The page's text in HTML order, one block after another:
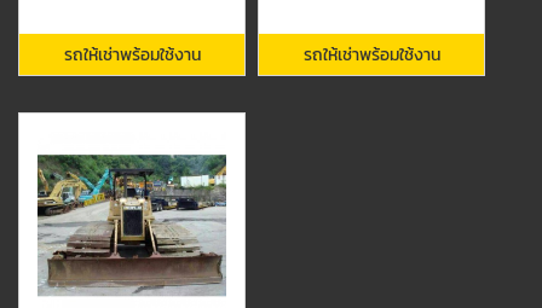
รถให้เช่าพร้อมใช้งาน รถให้เช่าพร้อมใช้งาน